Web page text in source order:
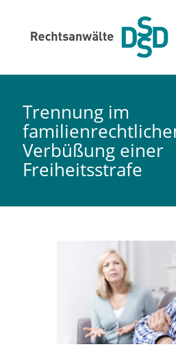
Trennung im
Verbüßung einer
Freiheitsstrafe